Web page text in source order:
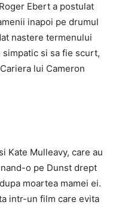
Ebert a postulat
inapoi pe drumul
nastere termenului
simpatic si sa fie scurt,
lui Cameron
Kate Mulleavy, care au
o pe Dunst drept
moartea mamei ei.
intr-un film care evita